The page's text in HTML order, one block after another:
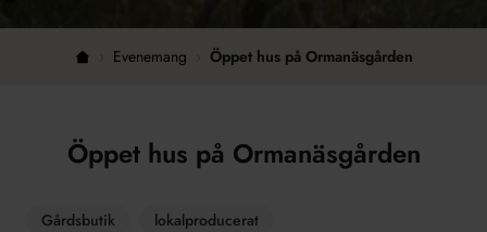
Hem Evenemang Öppet hus på Ormanäsgården
Öppet hus på Ormanäsgården
Gårdsbutik lokalproducerat